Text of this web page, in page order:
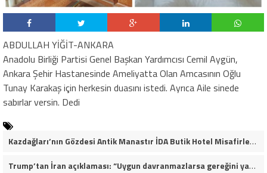
ABDULLAH YİĞİT-ANKARA
Anadolu Birliği Partisi Genel Başkan Yardımcısı Cemil Aygün,
Ankara Şehir Hastanesinde Ameliyatta Olan Amcasının Oğlu
Tunay Karakaş için herkesin duasını istedi. Ayrıca Aile sinede
sabırlar versin. Dedi
Kazdağları’nın Gözdesi Antik Manastır İDA Butik Hotel Misafirlerinden Tam Not Alıyor
Trump’tan İran açıklaması: “Uygun davranmazlarsa gereğini yaparım”